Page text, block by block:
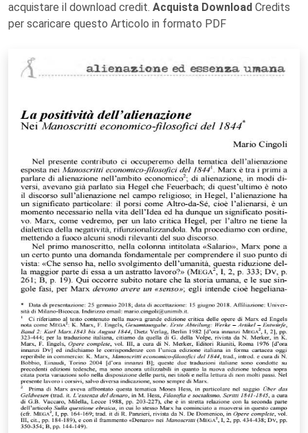
acquistare il download credit. Acquista Download Credits
per scaricare questo Articolo in formato PDF